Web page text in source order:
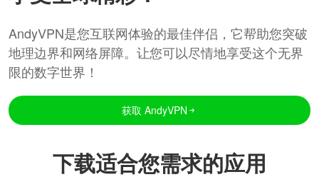
AndyVPN是您互联网体验的最佳伴侣，它帮助您突破
地理边界和网络屏障。让您可以尽情地享受这个无界
限的数字世界！
获取 AndyVPN
下载适合您需求的应用